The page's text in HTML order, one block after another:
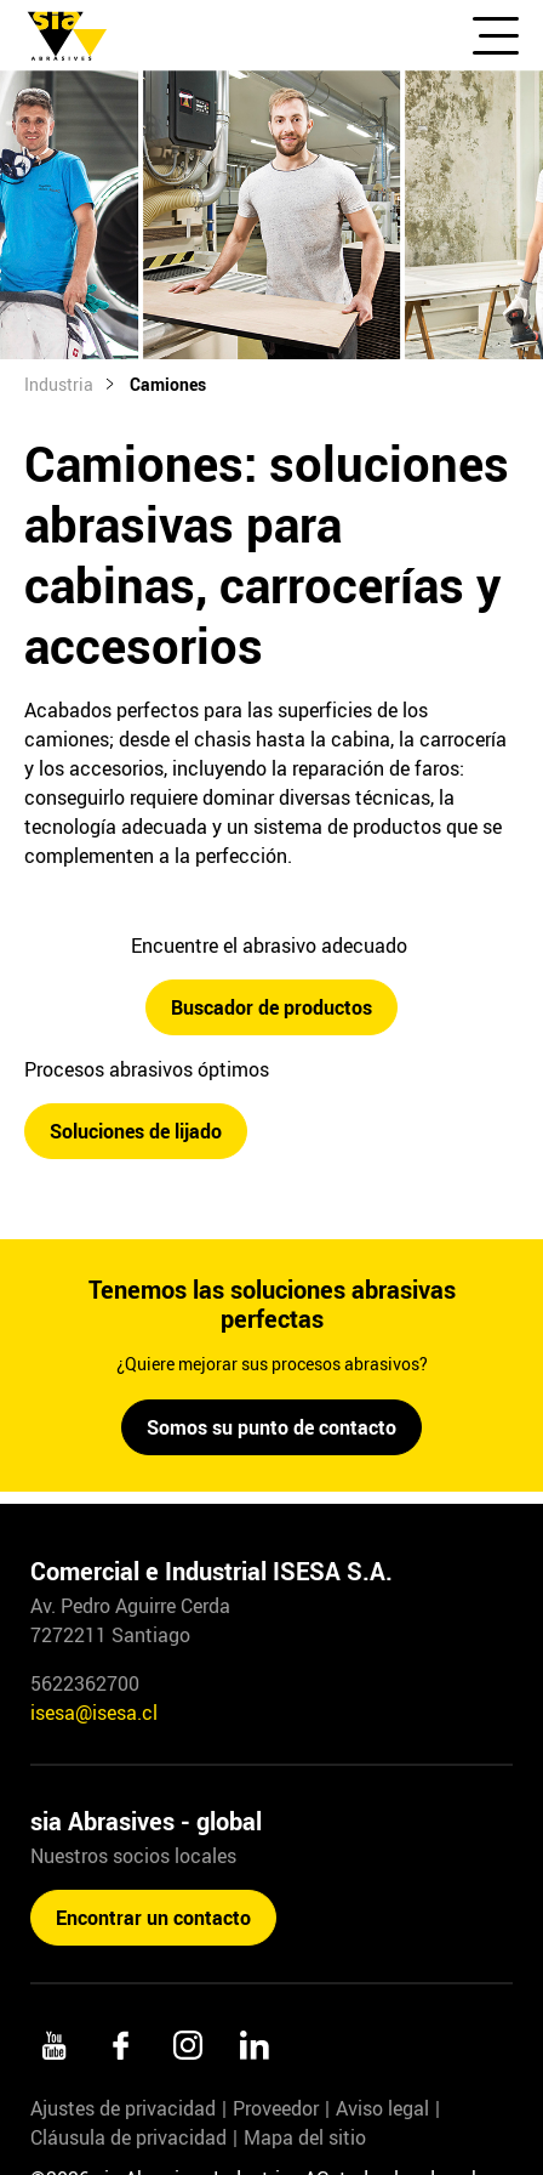
Industria Camiones
Camiones: soluciones
abrasivas para
cabinas, carrocerías y
accesorios
Acabados perfectos para las superficies de los
camiones; desde el chasis hasta la cabina, la carrocería
y los accesorios, incluyendo la reparación de faros:
conseguirlo requiere dominar diversas técnicas, la
tecnología adecuada y un sistema de productos que se
complementen a la perfección.
Encuentre el abrasivo adecuado
Buscador de productos
Procesos abrasivos óptimos
Soluciones de lijado
Tenemos las soluciones abrasivas
perfectas
¿Quiere mejorar sus procesos abrasivos?
Somos su punto de contacto
Comercial e Industrial ISESA S.A.
Av. Pedro Aguirre Cerda
7272211 Santiago
5622362700
isesa@isesa.cl
sia Abrasives - global
Nuestros socios locales
Encontrar un contacto
Ajustes de privacidad Proveedor
Aviso legal
Cláusula de privacidad
Mapa del sitio